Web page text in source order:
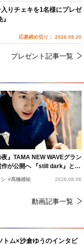
夜』TAMA NEW WAVEグラン
作が公開へ 『still dark』と同
#髙橋雄祐 2026.08.06
動画記事一覧
トム×沙倉ゆうのインタビ
りチェキを1名様にプレゼ
応募締め切り： 2026.08.20
プレゼント記事一覧